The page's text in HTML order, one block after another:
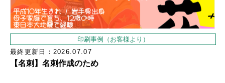
印刷事例（お客様より）
最終更新日：2026.07.07
【名刺】名刺作成のため